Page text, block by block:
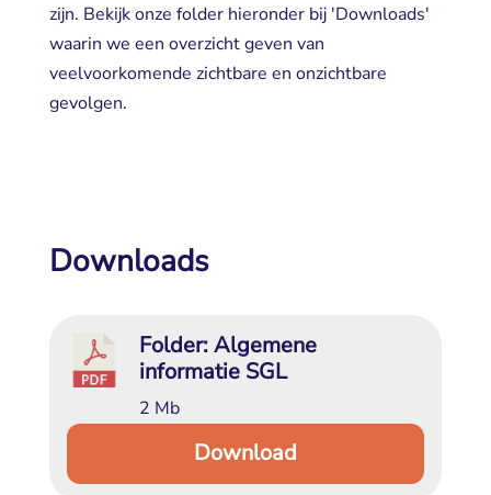
zijn. Bekijk onze folder hieronder bij 'Downloads'
waarin we een overzicht geven van
veelvoorkomende zichtbare en onzichtbare
gevolgen.
Downloads
Folder: Algemene
informatie SGL
2 Mb
Download